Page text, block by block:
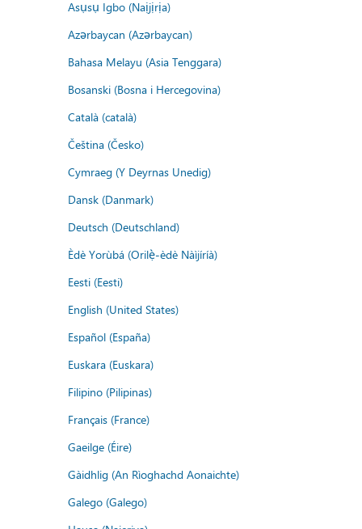
Asụsụ Igbo (Naịjịrịa)
Azərbaycan (Azərbaycan)
Bahasa Melayu (Asia Tenggara)
Bosanski (Bosna i Hercegovina)
Català (català)
Čeština (Česko)
Cymraeg (Y Deyrnas Unedig)
Dansk (Danmark)
Deutsch (Deutschland)
Èdè Yorùbá (Orilẹ̀-èdè Nàìjíríà)
Eesti (Eesti)
English (United States)
Español (España)
Euskara (Euskara)
Filipino (Pilipinas)
Français (France)
Gaeilge (Éire)
Gàidhlig (An Rìoghachd Aonaichte)
Galego (Galego)